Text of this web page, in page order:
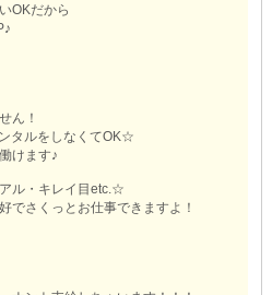
OKだから
ん！
タルをしなくてOK☆
けます♪
ル・キレイ目etc.☆
でさくっとお仕事できますよ！